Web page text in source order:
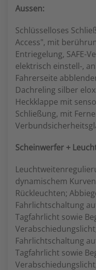
Aussen:
Schlüsselloses
Access", mit
Entriegelung, SAFE-
elektrisch einstell-,
Fahrerseite
Dachreling silber
Heckklappe mit
Schließung, mit
Scheinwerfer +
dynamischem
Rückleuchten;
Fahrlichtschaltung
Tagfahrlicht sowie
Fahrlichtschaltung
Tagfahrlicht sowie